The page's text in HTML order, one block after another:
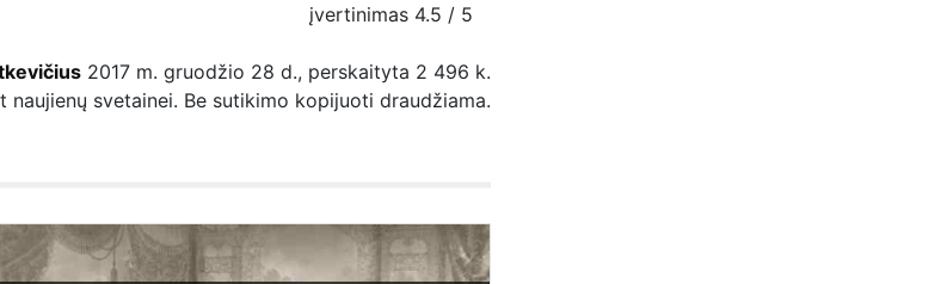
įvertinimas 4.5 / 5
2017 m. gruodžio 28 d., perskaityta 2 496 k.
svetainei. Be sutikimo kopijuoti draudžiama.